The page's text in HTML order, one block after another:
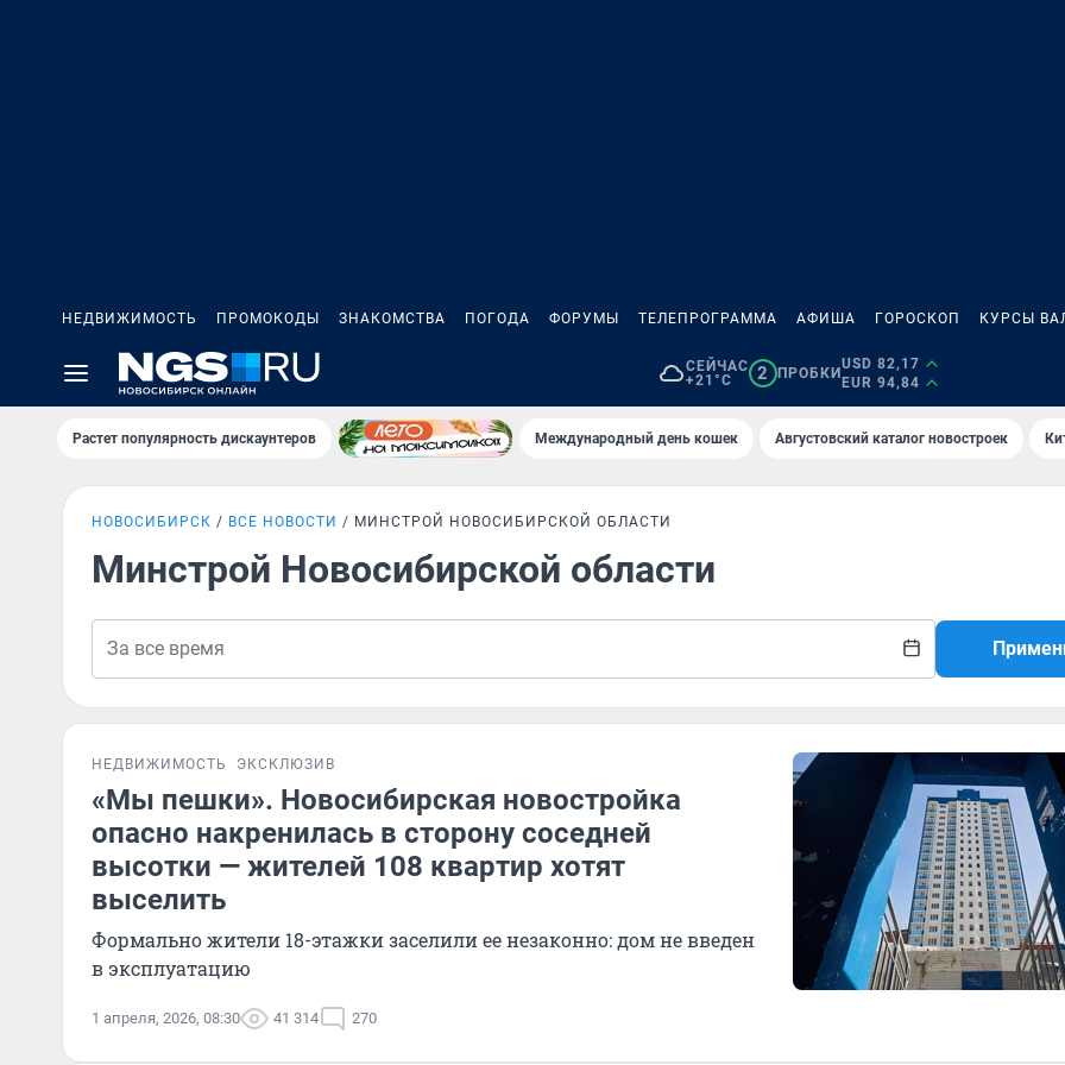
НЕДВИЖИМОСТЬ ПРОМОКОДЫ ЗНАКОМСТВА ПОГОДА ФОРУМЫ ТЕЛЕПРОГРАММА АФИША ГОРОСКОП КУРСЫ
СЕЙЧАС
+21°C
2 ПРОБКИ
USD 82,17
EUR 94,84
Растет популярность дискаунтеров Международный день кошек Августовский каталог новостроек
НОВОСИБИРСК ВСЕ НОВОСТИ МИНСТРОЙ НОВОСИБИРСКОЙ ОБЛАСТИ
Минстрой Новосибирской области
НЕДВИЖИМОСТЬ ЭКСКЛЮЗИВ
«Мы пешки». Новосибирская новостройка
опасно накренилась в сторону соседней
высотки — жителей 108 квартир хотят
выселить
Формально жители 18-этажки заселили ее незаконно: дом не введен
в эксплуатацию
1 апреля, 2026, 08:30 41 314 270